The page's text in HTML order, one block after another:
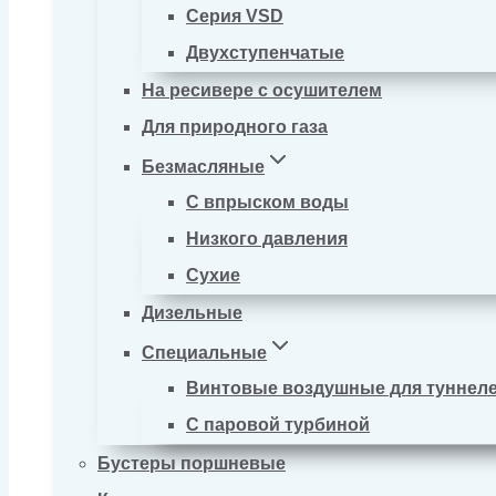
Серия VSD
Двухступенчатые
На ресивере с осушителем
Для природного газа
Безмасляные
С впрыском воды
Низкого давления
Сухие
Дизельные
Специальные
Винтовые воздушные для
С паровой турбиной
Бустеры поршневые